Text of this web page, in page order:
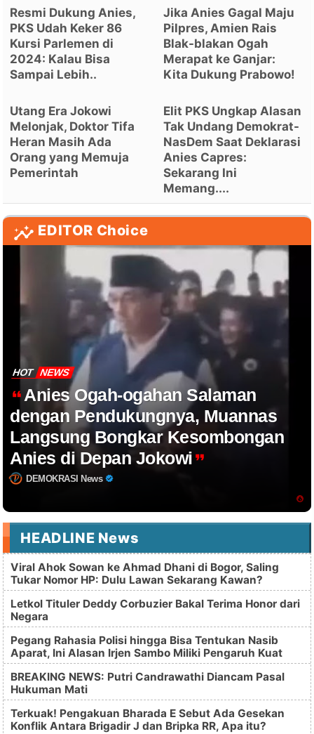
Resmi Dukung Anies,
PKS Udah Keker 86
Kursi Parlemen di
2024: Kalau Bisa
Sampai Lebih..
Jika Anies Gagal Maju
Pilpres, Amien Rais
Blak-blakan Ogah
Merapat ke Ganjar:
Kita Dukung Prabowo!
Utang Era Jokowi
Melonjak, Doktor Tifa
Heran Masih Ada
Orang yang Memuja
Pemerintah
Elit PKS Ungkap Alasan
Tak Undang Demokrat-
NasDem Saat Deklarasi
Anies Capres:
Sekarang Ini
Memang....
EDITOR Choice
HOT NEWS
Anies Ogah-ogahan Salaman
dengan Pendukungnya, Muannas
Langsung Bongkar Kesombongan
Anies di Depan Jokowi
DEMOKRASI News
HEADLINE News
Viral Ahok Sowan ke Ahmad Dhani di Bogor, Saling
Tukar Nomor HP: Dulu Lawan Sekarang Kawan?
Letkol Tituler Deddy Corbuzier Bakal Terima Honor dari
Negara
Pegang Rahasia Polisi hingga Bisa Tentukan Nasib
Aparat, Ini Alasan Irjen Sambo Miliki Pengaruh Kuat
BREAKING NEWS: Putri Candrawathi Diancam Pasal
Hukuman Mati
Terkuak! Pengakuan Bharada E Sebut Ada Gesekan
Konflik Antara Brigadir J dan Bripka RR, Apa itu?